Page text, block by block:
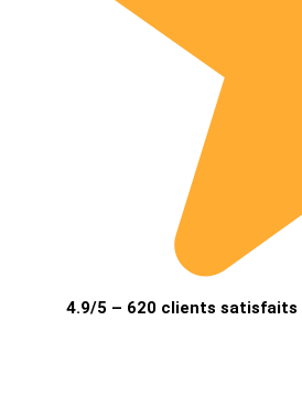
4.9/5 – 620 clients satisfaits